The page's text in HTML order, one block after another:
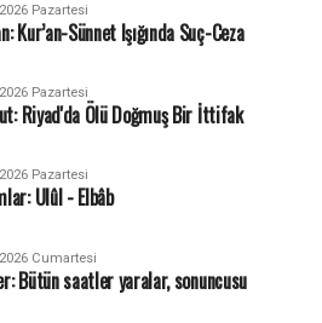
Pazartesi
Kur’an-Sünnet Işığında Suç-Ceza
Pazartesi
Riyad'da Ölü Doğmuş Bir İttifak
Pazartesi
Ulûl - Elbâb
Cumartesi
Bütün saatler yaralar, sonuncusu